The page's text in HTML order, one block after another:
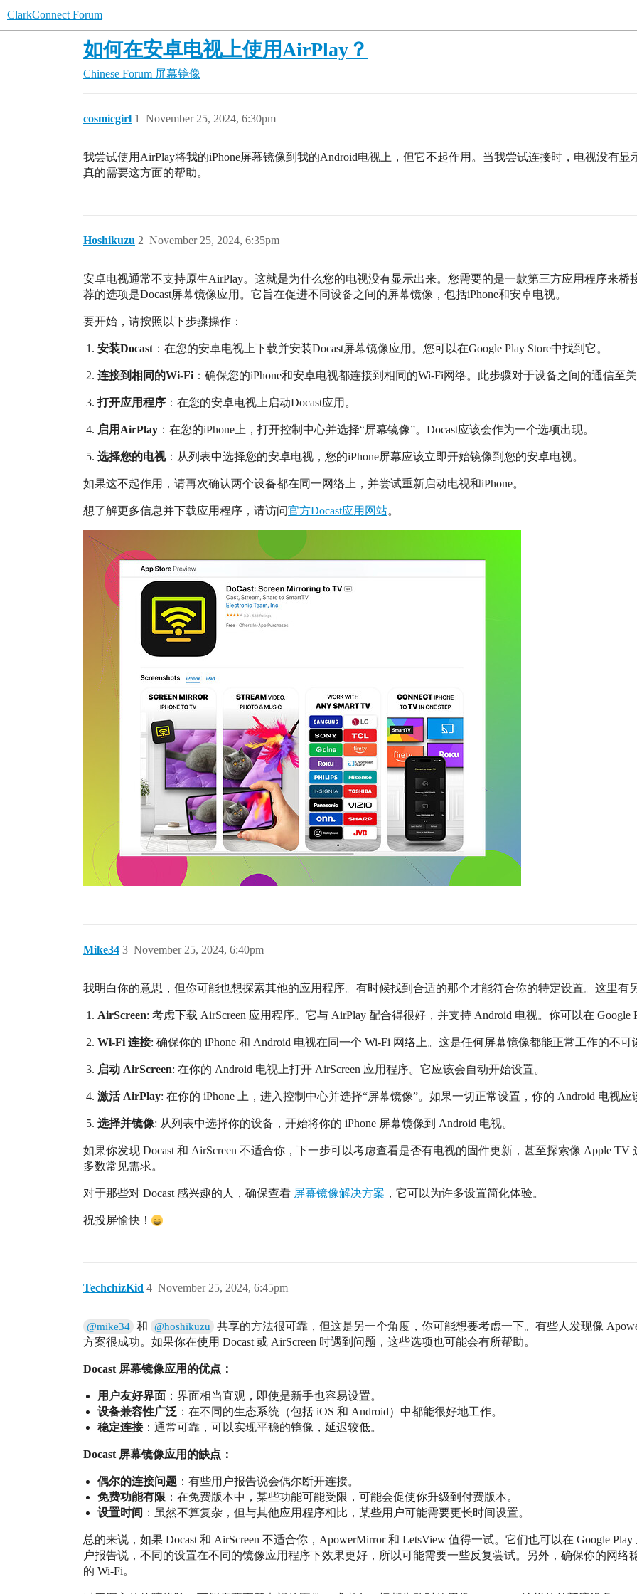
ClarkConnect Forum
如何在安卓电视上使用AirPlay？
Chinese Forum 屏幕镜像
cosmicgirl November 25, 2024, 6:30pm
1
我尝试使用AirPlay将我的iPhone屏幕镜像到我的Android电视上，但它不起作用。当我尝试连接时，电视没有
真的需要这方面的帮助。
Hoshikuzu November 25, 2024, 6:35pm
2
安卓电视通常不支持原生AirPlay。这就是为什么您的电视没有显示出来。您需要的是一款第三方应用程序来桥
荐的选项是Docast屏幕镜像应用。它旨在促进不同设备之间的屏幕镜像，包括iPhone和安卓电视。
要开始，请按照以下步骤操作：
安装Docast ：在您的安卓电视上下载并安装Docast屏幕镜像应用。您可以在Google Play Store中找到它。
连接到相同的Wi-Fi ：确保您的iPhone和安卓电视都连接到相同的Wi-Fi网络。此步骤对于设备之间的通信至
打开应用程序 ：在您的安卓电视上启动Docast应用。
启用AirPlay ：在您的iPhone上，打开控制中心并选择“屏幕镜像”。Docast应该会作为一个选项出现。
选择您的电视：从列表中选择您的安卓电视，您的iPhone屏幕应该立即开始镜像到您的安卓电视。
如果这不起作用，请再次确认两个设备都在同一网络上，并尝试重新启动电视和iPhone。
想了解更多信息并下载应用程序，请访问官方Docast应用网站。
Mike34 November 25, 2024, 6:40pm
3
我明白你的意思，但你可能也想探索其他的应用程序。有时候找到合适的那个才能符合你的特定设置。这里有
AirScreen: 考虑下载 AirScreen 应用程序。它与 AirPlay 配合得很好，并支持 Android 电视。你可以在 Google
Wi-Fi 连接: 确保你的 iPhone 和 Android 电视在同一个 Wi-Fi 网络上。这是任何屏幕镜像都能正常工作的不可
启动 AirScreen: 在你的 Android 电视上打开 AirScreen 应用程序。它应该会自动开始设置。
激活 AirPlay: 在你的 iPhone 上，进入控制中心并选择“屏幕镜像”。如果一切正常设置，你的 Android 电视
选择并镜像: 从列表中选择你的设备，开始将你的 iPhone 屏幕镜像到 Android 电视。
如果你发现 Docast 和 AirScreen 不适合你，下一步可以考虑查看是否有电视的固件更新，甚至探索像 Apple
多数常见需求。
对于那些对 Docast 感兴趣的人，确保查看 屏幕镜像解决方案 ，它可以为许多设置简化体验。
祝投屏愉快！
TechchizKid November 25, 2024, 6:45pm
4
@mike34 和 @hoshikuzu
共享的方法很可靠，但这是另一个角度，你可能想要考虑一下。有些人发现像
方案很成功。如果你在使用 Docast 或 AirScreen 时遇到问题，这些选项也可能会有所帮助。
Docast 屏幕镜像应用的优点：
用户友好界面 ：界面相当直观，即使是新手也容易设置。
设备兼容性广泛 ：在不同的生态系统（包括 iOS 和 Android）中都能很好地工作。
稳定连接：通常可靠，可以实现平稳的镜像，延迟较低。
Docast 屏幕镜像应用的缺点：
偶尔的连接问题 ：有些用户报告说会偶尔断开连接。
免费功能有限 ：在免费版本中，某些功能可能受限，可能会促使你升级到付费版本。
设置时间 ：虽然不算复杂，但与其他应用程序相比，某些用户可能需要更长时间设置。
总的来说，如果 Docast 和 AirScreen 不适合你，ApowerMirror 和 LetsView 值得一试。它们也可以在 Google
户报告说，不同的设置在不同的镜像应用程序下效果更好，所以可能需要一些反复尝试。另外，确保你的网
的 Wi-Fi。